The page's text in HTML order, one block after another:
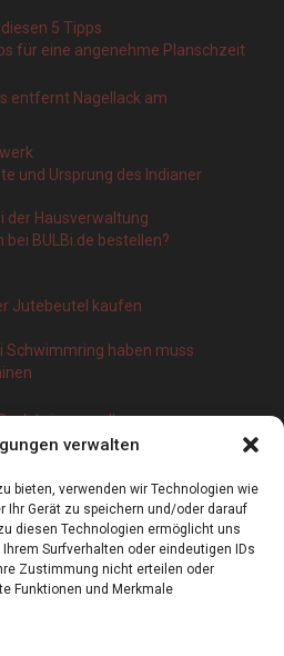
verwalten
bieten, verwenden wir Technologien wie
Ihr Gerät zu speichern und/oder darauf
diesen Technologien ermöglicht uns
Surfverhalten oder eindeutigen IDs
Zustimmung nicht erteilen oder
Funktionen und Merkmale
5 Tipps
für eine angenehme Planschzeit
entfernt Nagellack am
und Ursprung des Indianer
der Hausverwaltung
BULBi.de bestellen?
Jutebeutel kaufen
Schwimmring haben muss
bringen sollen
müssen